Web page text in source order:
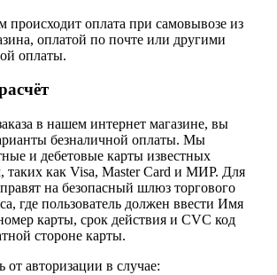
происходит оплата при самовывозе из
оплатой по почте или другими
оплаты.
в нашем интернет магазине, вы
безналичной оплаты. Мы
и дебетовые карты известных
таких как Visa, Master Card и МИР. Для
на безопасный шлюз торгового
где пользователь должен ввести Имя
карты, срок действия и CVC код
стороне карты.
от авторизации в случае: